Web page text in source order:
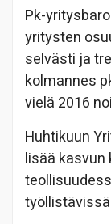
Pk-
yritysten
selvästi ja
kolmannes
vielä 2016
Huhtikuun
lisää